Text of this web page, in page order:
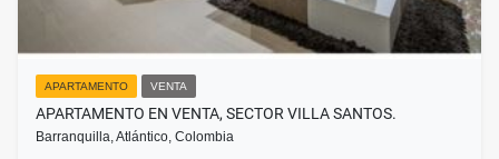
APARTAMENTO VENTA
APARTAMENTO EN VENTA, SECTOR VILLA SANTOS.
Barranquilla, Atlántico, Colombia